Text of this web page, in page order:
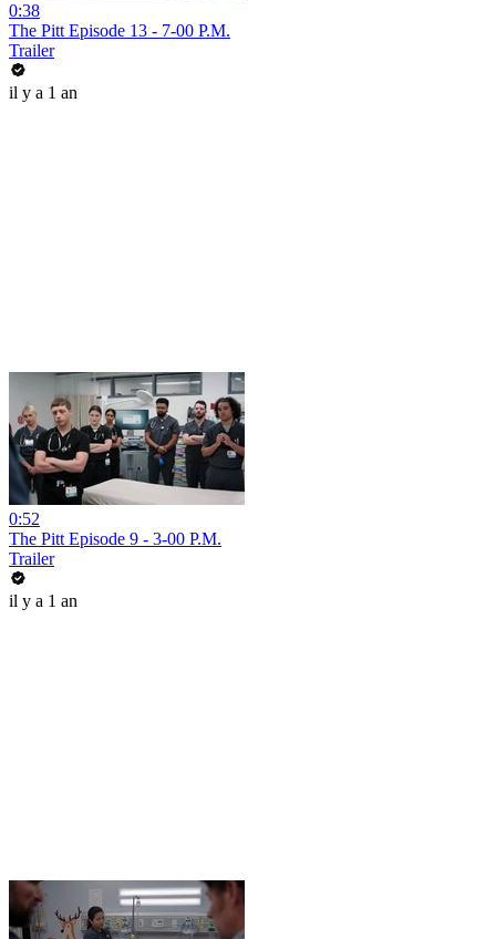
0:38
The Pitt Episode 13 - 7-00 P.M.
Trailer
il y a 1 an
0:52
The Pitt Episode 9 - 3-00 P.M.
Trailer
il y a 1 an